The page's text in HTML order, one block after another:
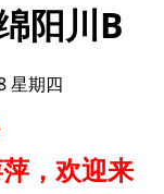
阳川B
星期四
，欢迎来